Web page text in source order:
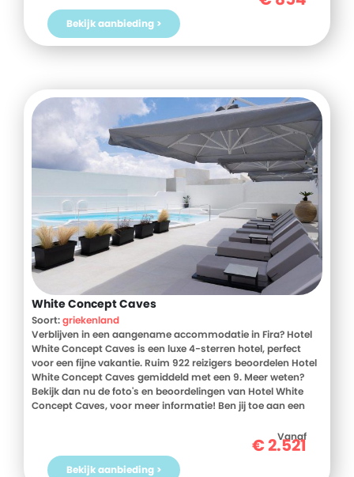
Bekijk aanbieding >
White Concept Caves
Soort:griekenland
Verblijven in een aangename accommodatie in Fira? Hotel
White Concept Caves is een luxe 4-sterren hotel, perfect
voor een fijne vakantie. Ruim 922 reizigers beoordelen Hotel
White Concept Caves gemiddeld met een 9. Meer weten?
Bekijk dan nu de foto's en beoordelingen van Hotel White
Concept Caves, voor meer informatie! Ben jij toe aan een
Vanaf
€2.521
Bekijk aanbieding >